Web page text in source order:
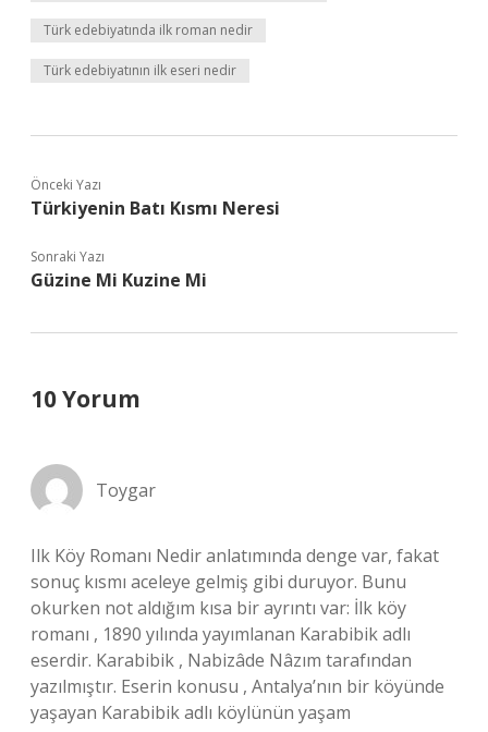
Türk edebiyatında ilk roman nedir
Türk edebiyatının ilk eseri nedir
Önceki Yazı
Türkiyenin Batı Kısmı Neresi
Sonraki Yazı
Güzine Mi Kuzine Mi
10 Yorum
Toygar
Ilk Köy Romanı Nedir anlatımında denge var, fakat
sonuç kısmı aceleye gelmiş gibi duruyor. Bunu
okurken not aldığım kısa bir ayrıntı var: İlk köy
romanı , 1890 yılında yayımlanan Karabibik adlı
eserdir. Karabibik , Nabizâde Nâzım tarafından
yazılmıştır. Eserin konusu , Antalya’nın bir köyünde
yaşayan Karabibik adlı köylünün yaşam